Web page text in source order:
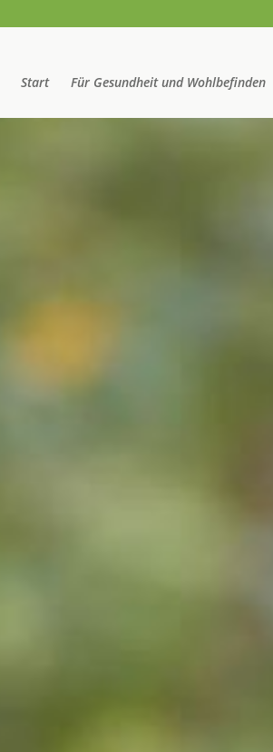
Start Für Gesundheit und Wohlbefinden